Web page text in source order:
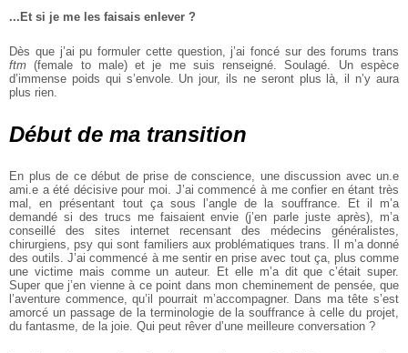
...Et si je me les faisais enlever ?
Dès que j’ai pu formuler cette question, j’ai foncé sur des forums trans
ftm (female to male) et je me suis renseigné. Soulagé. Un espèce
d’immense poids qui s’envole. Un jour, ils ne seront plus là, il n’y aura
plus rien.
Début de ma transition
En plus de ce début de prise de conscience, une discussion avec un.e
ami.e a été décisive pour moi. J’ai commencé à me confier en étant très
mal, en présentant tout ça sous l’angle de la souffrance. Et il m’a
demandé si des trucs me faisaient envie (j’en parle juste après), m’a
conseillé des sites internet recensant des médecins généralistes,
chirurgiens, psy qui sont familiers aux problématiques trans. Il m’a donné
des outils. J’ai commencé à me sentir en prise avec tout ça, plus comme
une victime mais comme un auteur. Et elle m’a dit que c’était super.
Super que j’en vienne à ce point dans mon cheminement de pensée, que
l’aventure commence, qu’il pourrait m’accompagner. Dans ma tête s’est
amorcé un passage de la terminologie de la souffrance à celle du projet,
du fantasme, de la joie. Qui peut rêver d’une meilleure conversation ?